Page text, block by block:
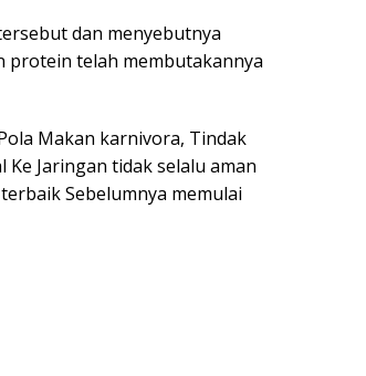
dan menyebutnya
protein telah membutakannya
Makan karnivora, Tindak
Jaringan tidak selalu aman
Sebelumnya memulai